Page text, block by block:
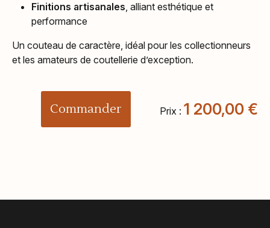
Finitions artisanales, alliant esthétique et
performance
Un couteau de caractère, idéal pour les collectionneurs
et les amateurs de coutellerie d’exception.
Commander Prix : 1 200,00€